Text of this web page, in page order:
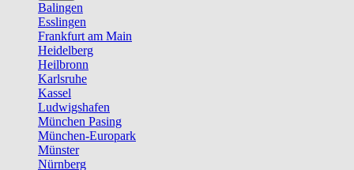
Balingen
Esslingen
Frankfurt am Main
Heidelberg
Heilbronn
Karlsruhe
Kassel
Ludwigshafen
München Pasing
München-Europark
Münster
Nürnberg